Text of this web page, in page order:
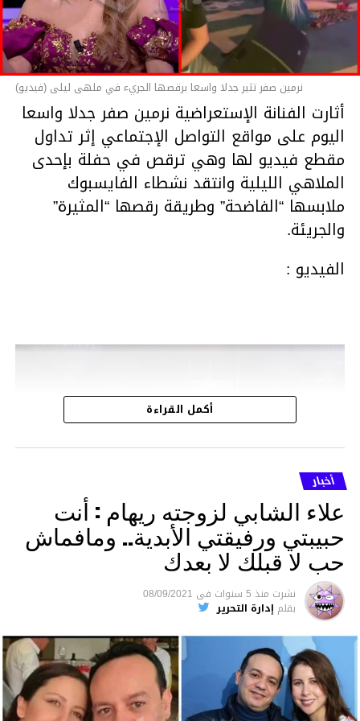
00:00
06:25
نرمين صفر تثير جدلا واسعا برقصها الجريء في ملهى ليلى (فيديو)
أثارت الفنانة الإستعراضية نرمين صفر جدلا واسعا
اليوم على مواقع التواصل الإجتماعي إثر تداول
مقطع فيديو لها وهي ترقص في حفلة بإحدى
الملاهي الليلية وانتقد نشطاء الفايسبوك
ملابسها “الفاضحة” وطريقة رقصها “المثيرة”
والجريئة.
الفيديو :
مشغل
00:00
00:41
أكمل القراءة
أخبار
علاء الشابي لزوجته ريهام : أنت
حبيبتي ورفيقتي الأبدية.. ومافماش
حب لا قبلك لا بعدك
نشرت منذ 5 سنوات فى 08/09/2021
بقلم إدارة التحرير